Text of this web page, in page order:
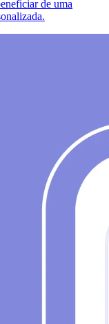
de uma